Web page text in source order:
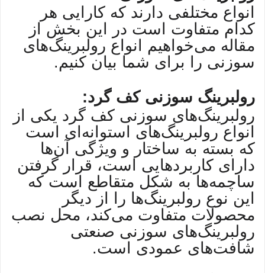
انواع مختلفی دارند که کارایی هر
کدام متفاوت است در این بخش از
مقاله می‌خواهیم انواع رولبرینگ‌های
سوزنی را برای شما بیان کنیم.
رولبرینگ سوزنی کف گرد‌:
رولبرینگ‌های سوزنی کف گرد یکی از
انواع رولبرینگ‌های استوانه‌ای است
که بسته به ساختار و ویژگی آن‌ها
دارای کاربردهایی است، قرار گرفتن
ساچمه‌ها به شکل متقاطع است که
این نوع رولبرینگ‌ها را از دیگر
محصولات متفاوت می‌کند، محل نصب
رولبرینگ‌های سوزنی صنعتی
شافت‌های عمودی است.